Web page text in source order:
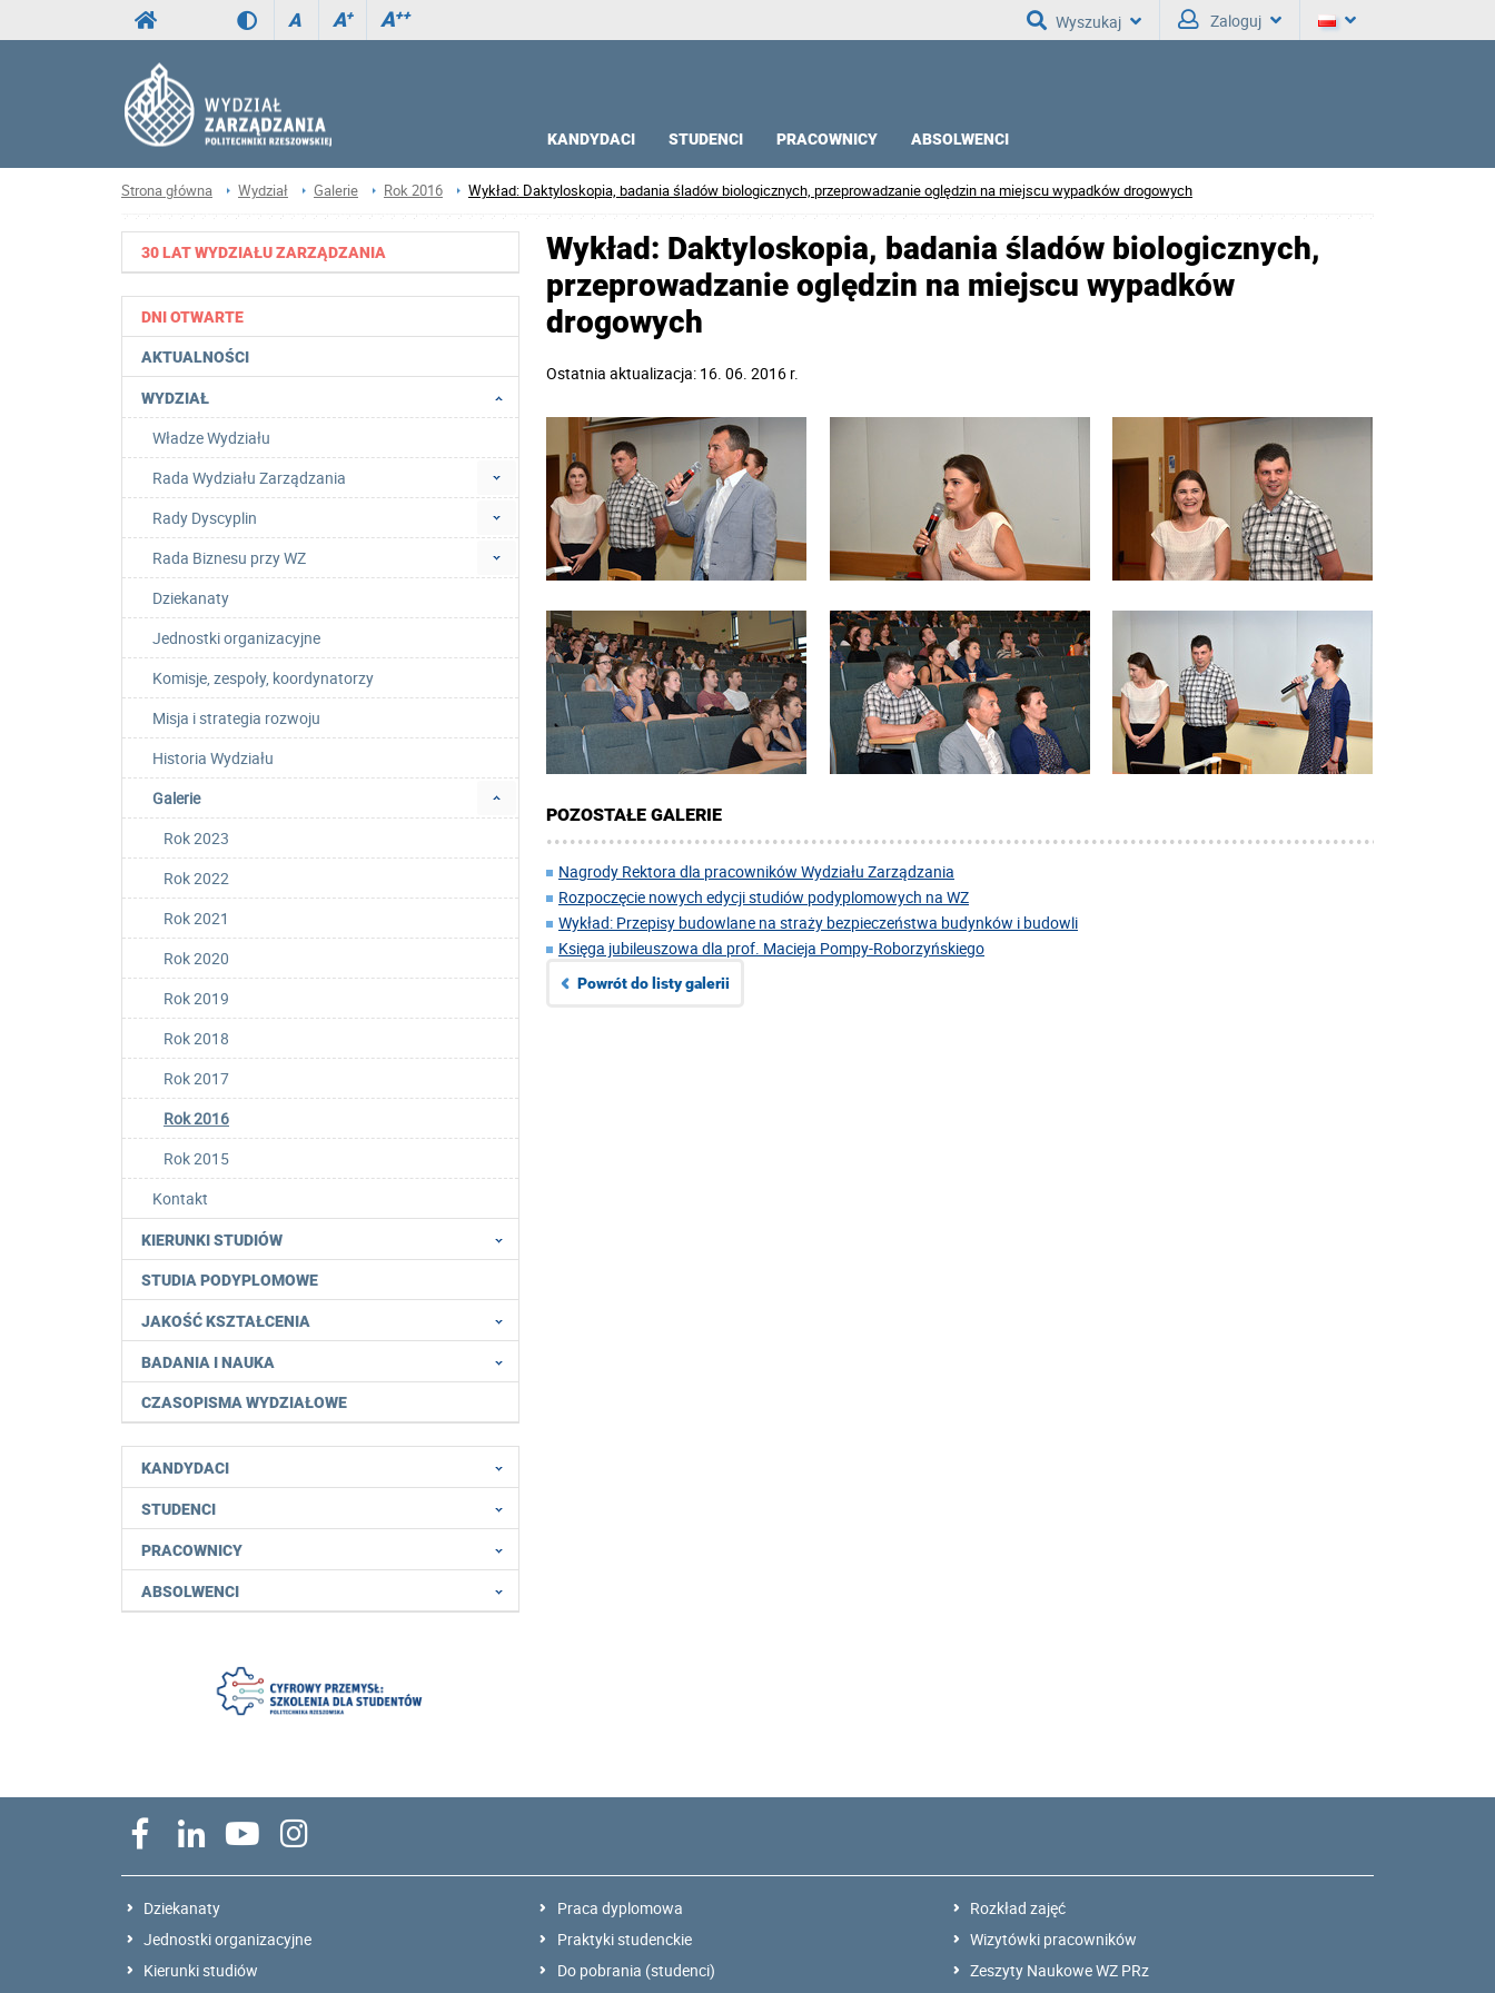
A A+ A++ Wyszukaj Zaloguj
KANDYDACI STUDENCI PRACOWNICY ABSOLWENCI
Strona główna Wydział Galerie Rok 2016 Wykład: Daktyloskopia, badania śladów biologicznych, przeprowadzanie oględzin na miejscu wypadków drogowych
30 LAT WYDZIAŁU ZARZĄDZANIA
DNI OTWARTE
AKTUALNOŚCI
WYDZIAŁ
Władze Wydziału
Rada Wydziału Zarządzania
Rady Dyscyplin
Rada Biznesu przy WZ
Dziekanaty
Jednostki organizacyjne
Komisje, zespoły, koordynatorzy
Misja i strategia rozwoju
Historia Wydziału
Galerie
Rok 2023
Rok 2022
Rok 2021
Rok 2020
Rok 2019
Rok 2018
Rok 2017
Rok 2016
Rok 2015
Kontakt
KIERUNKI STUDIÓW
STUDIA PODYPLOMOWE
JAKOŚĆ KSZTAŁCENIA
BADANIA I NAUKA
CZASOPISMA WYDZIAŁOWE
KANDYDACI
STUDENCI
PRACOWNICY
ABSOLWENCI
Wykład: Daktyloskopia, badania śladów biologicznych,
przeprowadzanie oględzin na miejscu wypadków
drogowych
Ostatnia aktualizacja: 16. 06. 2016 r.
POZOSTAŁE GALERIE
Nagrody Rektora dla pracowników Wydziału Zarządzania
Rozpoczęcie nowych edycji studiów podyplomowych na WZ
Wykład: Przepisy budowlane na straży bezpieczeństwa budynków i budowli
Księga jubileuszowa dla prof. Macieja Pompy-Roborzyńskiego
Powrót do listy galerii
Dziekanaty
Jednostki organizacyjne
Kierunki studiów
Praca dyplomowa
Praktyki studenckie
Do pobrania (studenci)
Rozkład zajęć
Wizytówki pracowników
Zeszyty Naukowe WZ PRz